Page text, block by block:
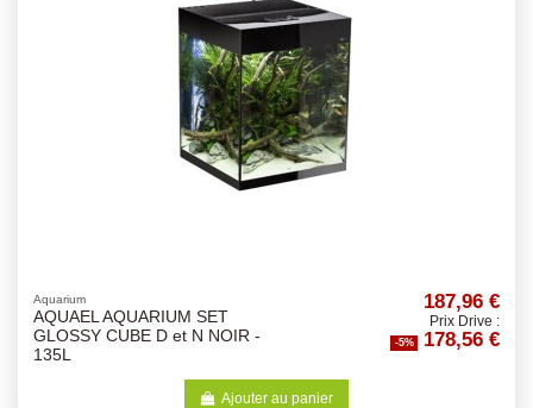
Aquarium
AQUAEL AQUARIUM SET
GLOSSY CUBE D et N NOIR -
135L
187,96 €
Prix Drive :
-5% 178,56 €
Ajouter au panier